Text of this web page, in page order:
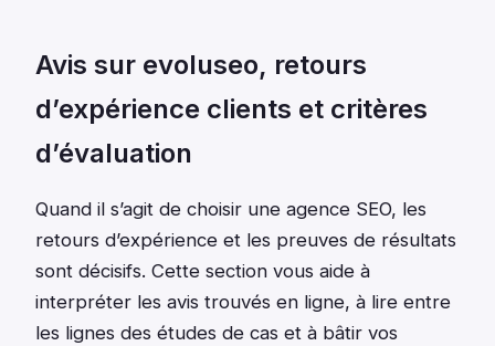
Avis sur evoluseo, retours
d’expérience clients et critères
d’évaluation
Quand il s’agit de choisir une agence SEO, les
retours d’expérience et les preuves de résultats
sont décisifs. Cette section vous aide à
interpréter les avis trouvés en ligne, à lire entre
les lignes des études de cas et à bâtir vos